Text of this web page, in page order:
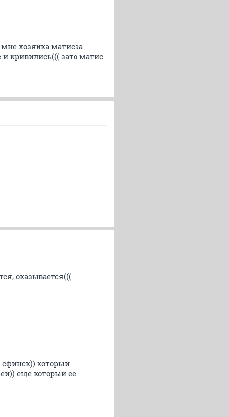
хозяйка матисаа
кривились((( зато матис
оказывается(((
сфинск)) который
еще который ее